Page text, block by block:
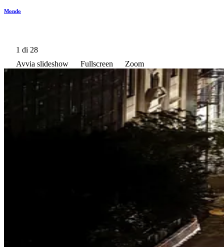
Mondo
1 di 28
Avvia slideshow
Fullscreen Zoom